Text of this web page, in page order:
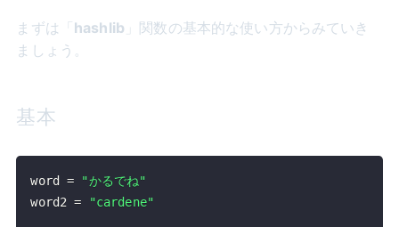
まずは「 hashlib 」関数の基本的な使い方からみていき
ましょう。
基本
word =
"かるでね"
word2 = "cardene"